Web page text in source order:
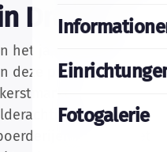
Fotogalerie
Drenthe
het jaar, staat weer
deze periode leuker
in
dorpjes
vormen het